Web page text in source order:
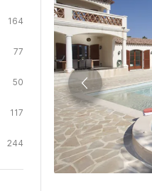
164
77
50
117
244